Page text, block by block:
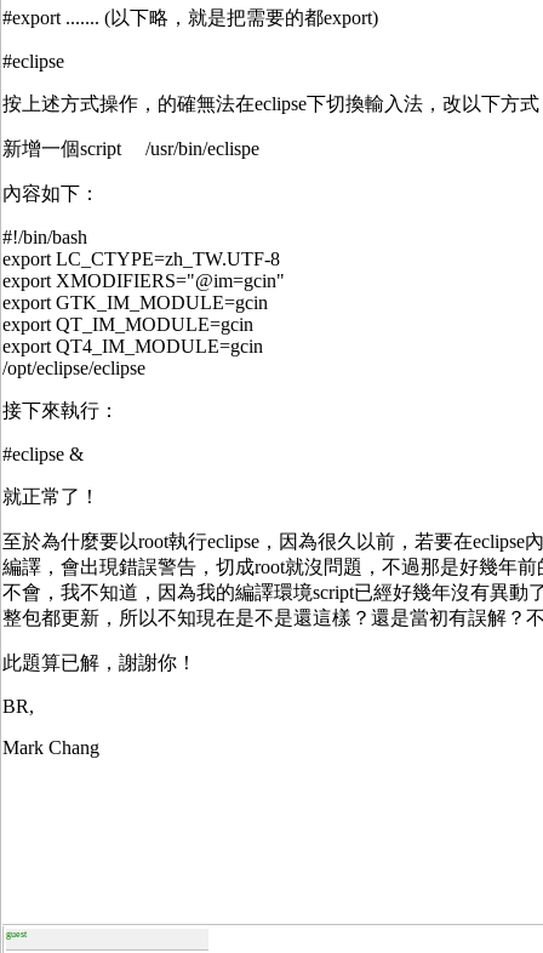
#export ....... (以下略，就是把需要的都export)
#eclipse
按上述方式操作，的確無法在eclipse下切換輸入法，改以下方
新增一個script /usr/bin/eclispe
內容如下：
#!/bin/bash
export LC_CTYPE=zh_TW.UTF-8
export XMODIFIERS="@im=gcin"
export GTK_IM_MODULE=gcin
export QT_IM_MODULE=gcin
export QT4_IM_MODULE=gcin
/opt/eclipse/eclipse
接下來執行：
#eclipse &
就正常了！
至於為什麼要以root執行eclipse，因為很久以前，若要在eclipse
編譯，會出現錯誤警告，切成root就沒問題，不過那是好幾年
不會，我不知道，因為我的編譯環境script已經好幾年沒有異動
整包都更新，所以不知現在是不是還這樣？還是當初有誤解？
此題算已解，謝謝你！
BR,
Mark Chang
guest